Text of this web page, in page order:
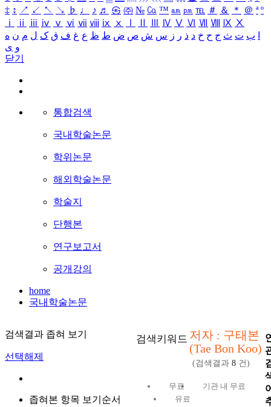
‡ ↕ ↗ ↙ ↖ ↘ ♭ ♩ ♪ ♬ ㉿ ㈜ № ㏇ ™ ㏂ ㏘ ℡ ＃ ＆ ＊ ＠ ª º
ⅰ
ⅱ ⅲ ⅳ ⅴ ⅵ ⅶ ⅷ ⅸ ⅹ Ⅳ Ⅴ Ⅵ Ⅶ Ⅷ Ⅸ Ⅹ
ب ت ث ج ح خ د ذ ر ز س ش ص ض ط ظ ع غ ف ق ک ل م ن ه
و ی
닫기
통합검색
국내학술논문
학위논문
해외학술논문
학술지
단행본
연구보고서
공개강의
home
국내학술논문
검색결과 좁혀 보기
선택해제
좁혀본 항목 보기순서
검색키워드 저자 : 구태본
(Tae Bon Koo)
(검색결과 8 건)
무료
기관 내 무료
유료